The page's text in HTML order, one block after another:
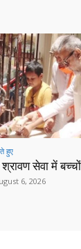
हुए
श्रावण सेवा में
6, 2026